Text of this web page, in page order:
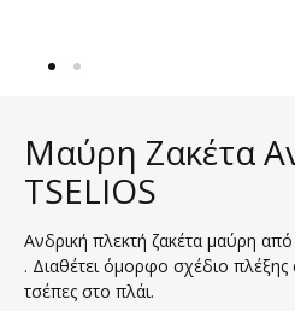
Μαύρη Ζακέτα
TSELIOS
Ανδρική πλεκτή ζακέτα μαύρη
. Διαθέτει όμορφο σχέδιο
τσέπες στο πλάι.